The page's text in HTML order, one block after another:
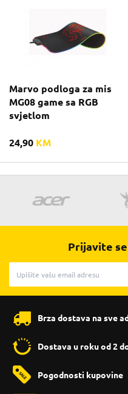
Marvo podloga za mis
MG08 game sa RGB
svjetlom
24,90 KM
Prijavite
Brza dostava na sve
Dostava u roku od 2
Pogodnosti kupovine